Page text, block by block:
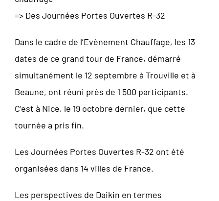
=> Des Journées Portes Ouvertes R-32
Dans le cadre de l’Evènement Chauffage, les 13
dates de ce grand tour de France, démarré
simultanément le 12 septembre à Trouville et à
Beaune, ont réuni près de 1 500 participants.
C’est à Nice, le 19 octobre dernier, que cette
tournée a pris fin.
Les Journées Portes Ouvertes R-32 ont été
organisées dans 14 villes de France.
Les perspectives de Daikin en termes